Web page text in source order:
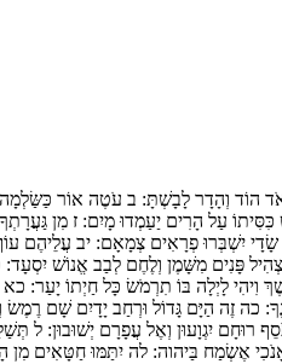
הוֹד וְהָדָר לָבָשְׁתָּ: ב עֹטֶה אוֹר כַּשַּׂלְמָה
עַל הָרִים יַעַמְדוּ מָיִם: ז מִן גַּעֲרָתְךָ
שָׂדָי יִשְׁבְּרוּ פְרָאִים צְמָאָם: יב עֲלֵיהֶם
פָּנִים מִשָּׁמֶן וְלֶחֶם לְבַב אֱנוֹשׁ יִסְעָד:
וִיהִי לָיְלָה בּוֹ תִרְמֹשׂ כָּל חַיְתוֹ יָעַר: כא
כה זֶה הַיָּם גָּדוֹל וּרְחַב יָדָיִם שָׁם רֶמֶשׂ
רוּחָם יִגְוָעוּן וְאֶל עֲפָרָם יְשׁוּבוּן: ל
אֶשְׂמַח בַּיהוה: לה יִתַּמּוּ חַטָּאִים מִן